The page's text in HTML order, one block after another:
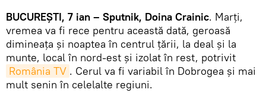
BUCUREŞTI, 7 ian – Sputnik, Doina Crainic. Marţi,
vremea va fi rece pentru această dată, geroasă
dimineața și noaptea în centrul țării, la deal și la
munte, local în nord-est și izolat în rest, potrivit
România TV . Cerul va fi variabil în Dobrogea și mai
mult senin în celelalte regiuni.